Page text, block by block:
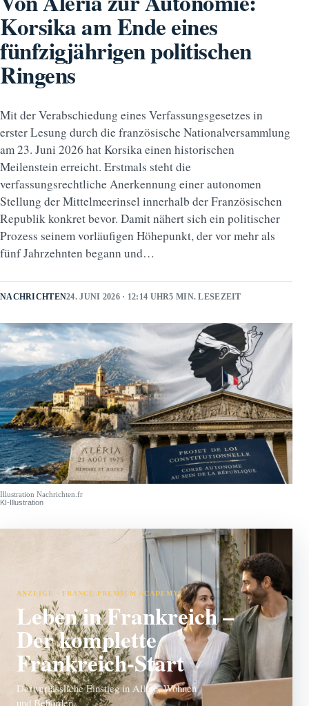
Korsika am Ende eines
fünfzigjährigen politischen
Ringens
Mit der Verabschiedung eines Verfassungsgesetzes in
erster Lesung durch die französische Nationalversammlung
am 23. Juni 2026 hat Korsika einen historischen
Meilenstein erreicht. Erstmals steht die
verfassungsrechtliche Anerkennung einer autonomen
Stellung der Mittelmeerinsel innerhalb der Französischen
Republik konkret bevor. Damit nähert sich ein politischer
Prozess seinem vorläufigen Höhepunkt, der vor mehr als
fünf Jahrzehnten begann und…
NACHRICHTEN24. JUNI 2026 · 12:14 UHR5 MIN. LESEZEIT
Illustration Nachrichten.fr
KI-Illustration
ANZEIGE · FRANCE PREMIUM ACADEMY
Leben in Frankreich –
Der komplette
Frankreich-Start
Der verlässliche Einstieg in Alltag, Wohnen
und Behörden.